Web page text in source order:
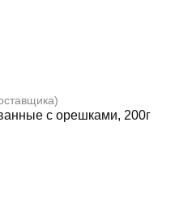
с орешками, 200г